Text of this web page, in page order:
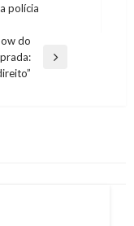
polícia
do